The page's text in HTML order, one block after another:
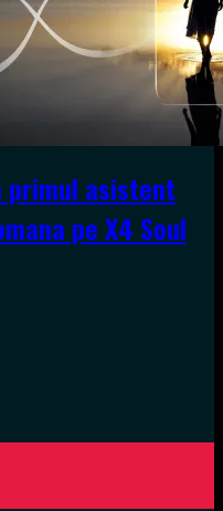
primul asistent
pe X4 Soul